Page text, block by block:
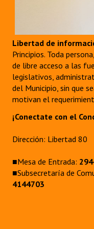
Libertad de
Principios. Toda
de libre acceso a las
legislativos,
del Municipio, sin que
motivan el
¡Conectate con el
Dirección: Libertad 80
■Mesa de Entrada:
■Subsecretaría de
4144703